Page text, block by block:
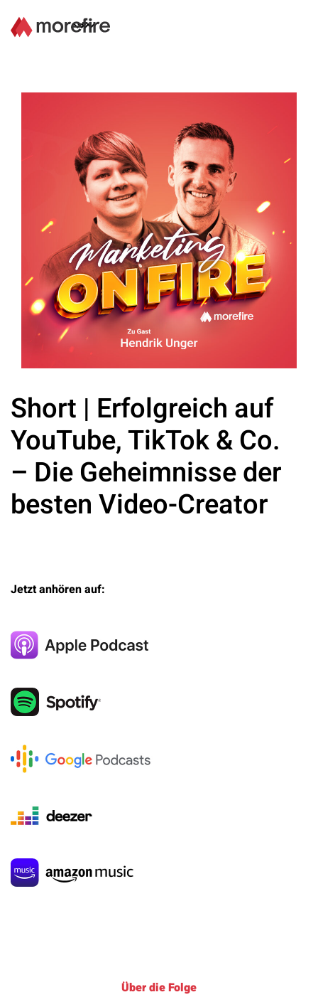
Newsletter
Kontakt
Short | Erfolgreich auf
YouTube, TikTok & Co.
– Die Geheimnisse der
besten Video-Creator
Jetzt anhören auf:
Über die Folge